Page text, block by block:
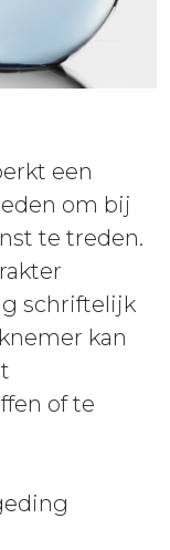
een
om bij
te treden.
schriftelijk
kan
of te